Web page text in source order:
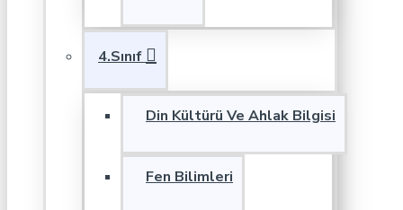
4.Sınıf
Din Kültürü Ve Ahlak Bilgisi
Fen Bilimleri